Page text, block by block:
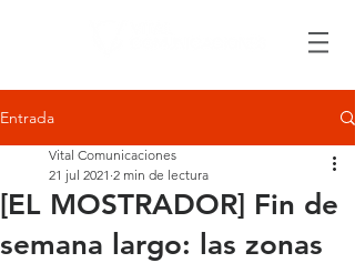
Entrada
[EL MOSTRADOR] Fin de
semana largo: las zonas
Vital Comunicaciones
21 jul 2021 2 min de lectura